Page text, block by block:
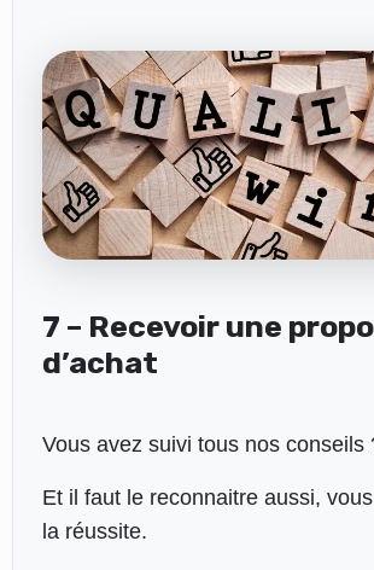
7 – Recevoir une
d’achat
Vous avez suivi tous nos conseils
Et il faut le reconnaitre aussi,
la réussite.